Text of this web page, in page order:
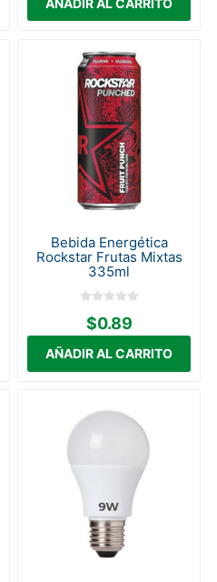
Bebida Energética
Rockstar Frutas Mixtas
335ml
$0.89